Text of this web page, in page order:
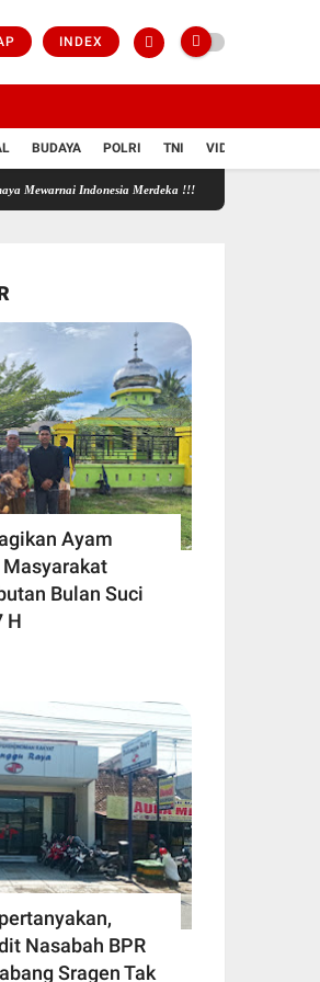
INDEX
BUDAYA POLRI TNI VIDIO
Merdeka !!! PANITIA HUT RI KE-81 RT 3/
Ayam
Masyarakat
Bulan Suci
H
Nasabah BPR
Sragen Tak